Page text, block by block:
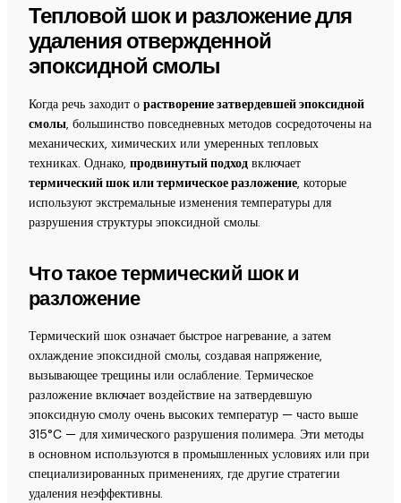
Тепловой шок и разложение для
удаления отвержденной
эпоксидной смолы
Когда речь заходит о растворение затвердевшей эпоксидной
смолы, большинство повседневных методов сосредоточены на
механических, химических или умеренных тепловых
техниках. Однако, продвинутый подходвключает
термический шок или термическое разложение, которые
используют экстремальные изменения температуры для
разрушения структуры эпоксидной смолы.
Что такое термический шок и
разложение
Термический шок означает быстрое нагревание, а затем
охлаждение эпоксидной смолы, создавая напряжение,
вызывающее трещины или ослабление. Термическое
разложение включает воздействие на затвердевшую
эпоксидную смолу очень высоких температур — часто выше
315°C — для химического разрушения полимера. Эти методы
в основном используются в промышленных условиях или при
специализированных применениях, где другие стратегии
удаления неэффективны.